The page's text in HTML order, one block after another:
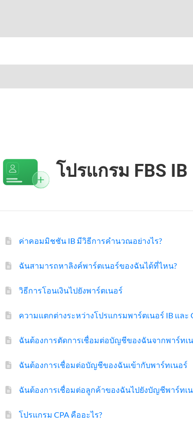
โปรแกรม FBS IB
ค่าคอมมิชชัน IB มีวิธีการคำนวณอย่างไร?
ฉันสามารถหาลิงค์พาร์ตเนอร์ของฉันได้ที่ไหน?
วิธีการโอนเงินไปยังพาร์ตเนอร์
ความแตกต่างระหว่างโปรแกรมพาร์ตเนอร์ IB และ
ฉันต้องการตัดการเชื่อมต่อบัญชีของฉันจากพาร์ทเ
ฉันต้องการเชื่อมต่อบัญชีของฉันเข้ากับพาร์ทเนอร์
ฉันต้องการเชื่อมต่อลูกค้าของฉันไปยังบัญชีพาร์ทเ
โปรแกรม CPA คืออะไร?